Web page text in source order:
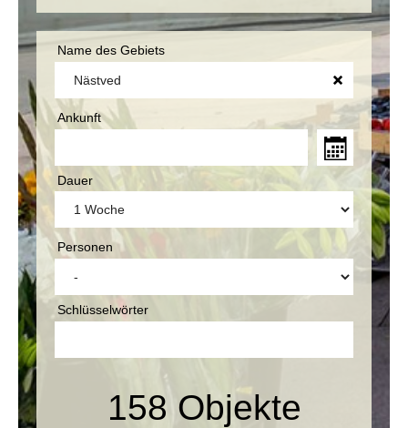
Name des Gebiets
Ankunft
Dauer
Personen
Schlüsselwörter
158 Objekte